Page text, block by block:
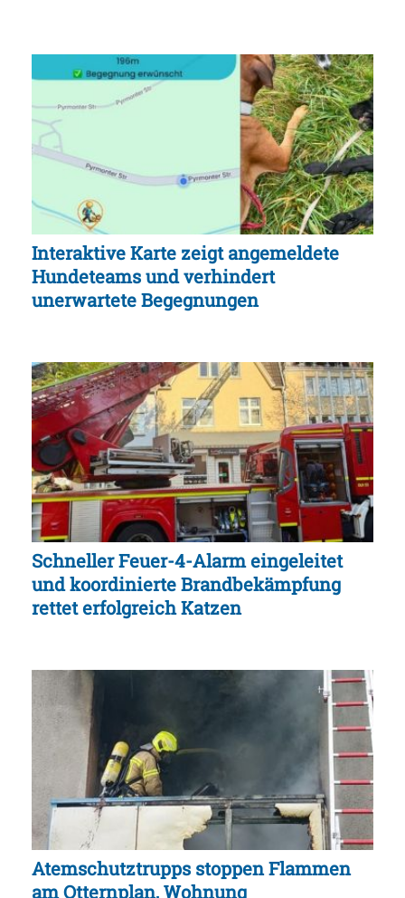
Interaktive Karte zeigt angemeldete
Hundeteams und verhindert
unerwartete Begegnungen
Schneller Feuer-4-Alarm eingeleitet
und koordinierte Brandbekämpfung
rettet erfolgreich Katzen
Atemschutztrupps stoppen Flammen
am Otternplan, Wohnung